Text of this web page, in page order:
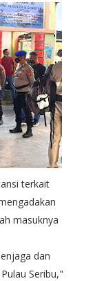
terkait
masuknya
dan
Seribu,"